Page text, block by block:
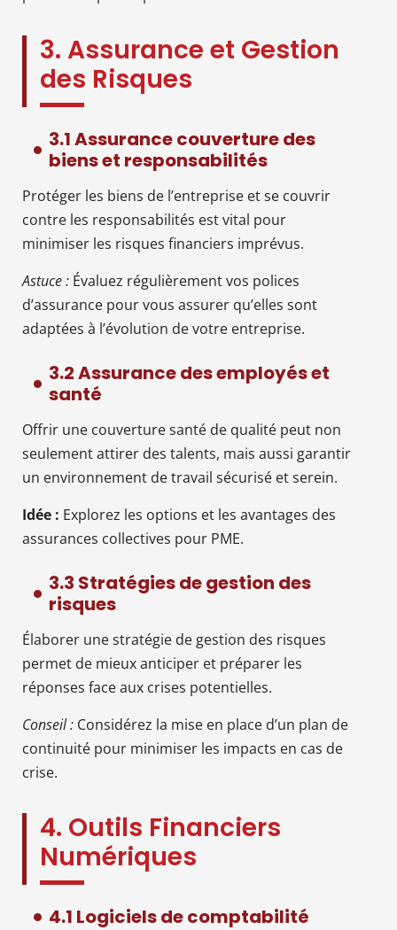
3. Assurance et Gestion
des Risques
3.1 Assurance couverture des
biens et responsabilités
Protéger les biens de l’entreprise et se couvrir
contre les responsabilités est vital pour
minimiser les risques financiers imprévus.
Astuce : Évaluez régulièrement vos polices
d’assurance pour vous assurer qu’elles sont
adaptées à l’évolution de votre entreprise.
3.2 Assurance des employés et
santé
Offrir une couverture santé de qualité peut non
seulement attirer des talents, mais aussi garantir
un environnement de travail sécurisé et serein.
Idée : Explorez les options et les avantages des
assurances collectives pour PME.
3.3 Stratégies de gestion des
risques
Élaborer une stratégie de gestion des risques
permet de mieux anticiper et préparer les
réponses face aux crises potentielles.
Conseil : Considérez la mise en place d’un plan de
continuité pour minimiser les impacts en cas de
crise.
4. Outils Financiers
Numériques
4.1 Logiciels de comptabilité